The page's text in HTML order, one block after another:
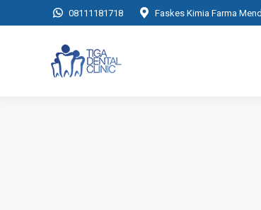
08111181718 Faskes Kimia Farma